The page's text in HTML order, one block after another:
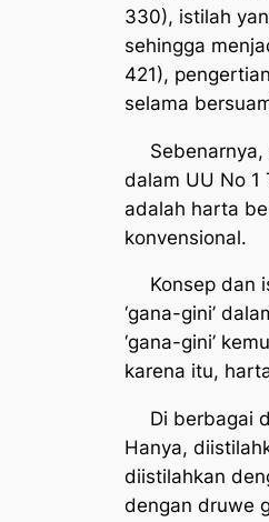
330), istilah
sehingga
421),
selama
dalam UU No 1
adalah harta
konvensional.
Konsep dan
‘gana-gini’
‘gana-gini’
karena itu,
Di berbagai
Hanya,
diistilahkan
dengan druwe